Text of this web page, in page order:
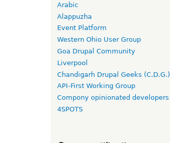
Arabic
Alappuzha
Event Platform
Western Ohio User Group
Goa Drupal Community
Liverpool
Chandigarh Drupal Geeks (C.D.G.)
API-First Working Group
Compony opinionated developers
4SPOTS